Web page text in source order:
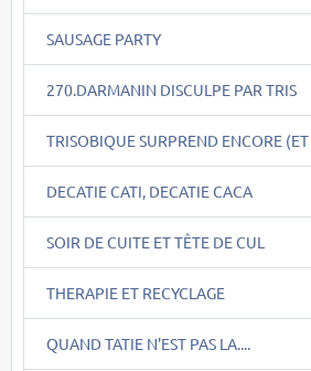
SAUSAGE PARTY
270.DARMANIN DISCULPE PAR TRIS
TRISOBIQUE SURPREND ENCORE (ET
DECATIE CATI, DECATIE CACA
SOIR DE CUITE ET TÊTE DE CUL
THERAPIE ET RECYCLAGE
QUAND TATIE N'EST PAS LA....